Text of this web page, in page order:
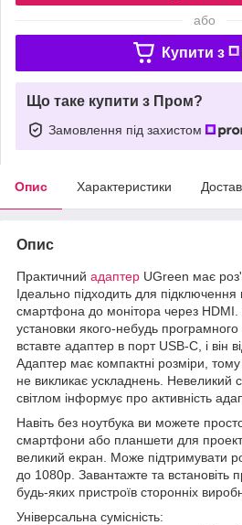
або
Купити з
Що таке купити з Пром?
Замовлення під захистом
Опис Характеристики
Опис
Практичний адаптер UGreen має
Ідеально підходить для
смартфона до монітора через HDMI.
установки якого-небудь
вставте адаптер в порт USB-C, і він
Адаптер має компактні розміри,
не викликає ускладнень. Невеликий
світлом інформує про активність
Навіть без ноутбука ви можете
смартфони або планшети для
великий екран. Може підтримувати
до 1080p. Завантажте та встановіть
будь-яких пристроїв сторонніх
Універсальна сумісність: